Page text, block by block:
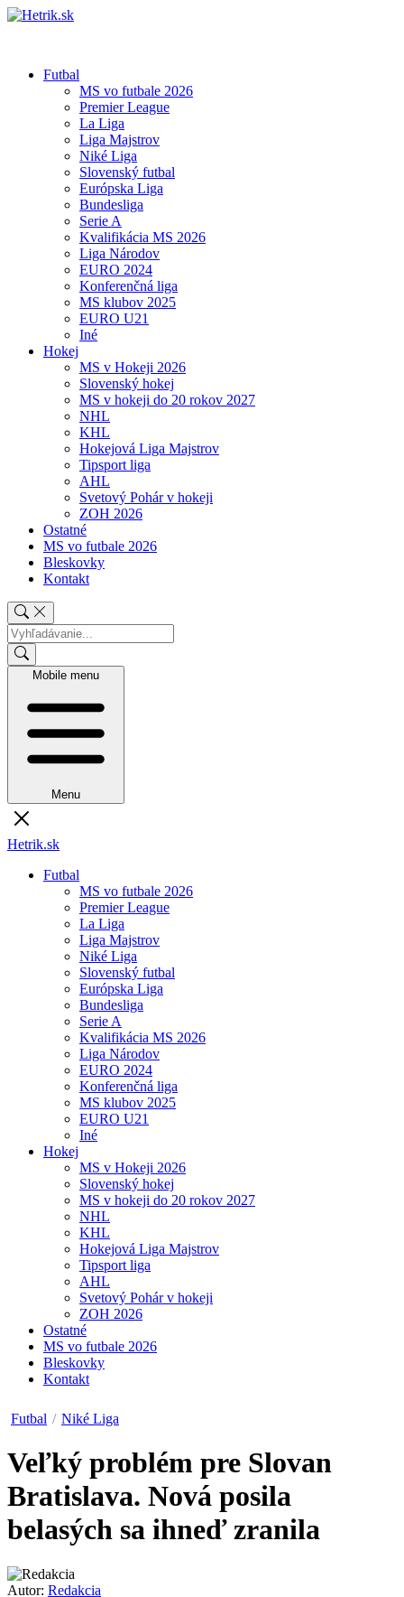
Futbal
MS vo futbale 2026
Premier League
La Liga
Liga Majstrov
Niké Liga
Slovenský futbal
Európska Liga
Bundesliga
Serie A
Kvalifikácia MS 2026
Liga Národov
EURO 2024
Konferenčná liga
MS klubov 2025
EURO U21
Iné
Hokej
MS v Hokeji 2026
Slovenský hokej
MS v hokeji do 20 rokov 2027
NHL
KHL
Hokejová Liga Majstrov
Tipsport liga
AHL
Svetový Pohár v hokeji
ZOH 2026
Ostatné
MS vo futbale 2026
Bleskovky
Kontakt
Mobile menu
Menu
Hetrik.sk
Futbal
MS vo futbale 2026
Premier League
La Liga
Liga Majstrov
Niké Liga
Slovenský futbal
Európska Liga
Bundesliga
Serie A
Kvalifikácia MS 2026
Liga Národov
EURO 2024
Konferenčná liga
MS klubov 2025
EURO U21
Iné
Hokej
MS v Hokeji 2026
Slovenský hokej
MS v hokeji do 20 rokov 2027
NHL
KHL
Hokejová Liga Majstrov
Tipsport liga
AHL
Svetový Pohár v hokeji
ZOH 2026
Ostatné
MS vo futbale 2026
Bleskovky
Kontakt
Futbal / Niké Liga
Veľký problém pre Slovan
Bratislava. Nová posila
belasých sa ihneď zranila
Autor: Redakcia